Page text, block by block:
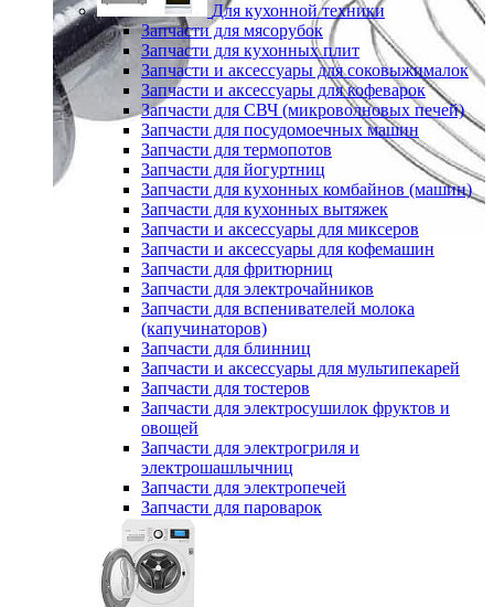
Для кухонной техники
Запчасти для мясорубок
Запчасти для кухонных плит
Запчасти и аксессуары для соковыжималок
Запчасти и аксессуары для кофеварок
Запчасти для СВЧ (микроволновых печей)
Запчасти для посудомоечных машин
Запчасти для термопотов
Запчасти для йогуртниц
Запчасти для кухонных комбайнов (машин)
Запчасти для кухонных вытяжек
Запчасти и аксессуары для миксеров
Запчасти и аксессуары для кофемашин
Запчасти для фритюрниц
Запчасти для электрочайников
Запчасти для вспенивателей молока
(капучинаторов)
Запчасти для блинниц
Запчасти и аксессуары для мультипекарей
Запчасти для тостеров
Запчасти для электросушилок фруктов и
овощей
Запчасти для электрогриля и
электрошашлычниц
Запчасти для электропечей
Запчасти для пароварок